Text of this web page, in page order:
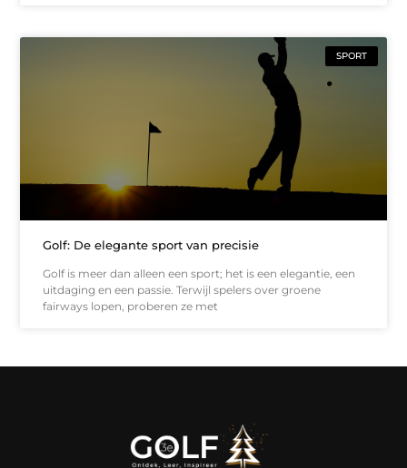
SPORT
Golf: De elegante sport van precisie
Golf is meer dan alleen een sport; het is een elegantie, een
uitdaging en een passie. Terwijl spelers over groene
fairways lopen, proberen ze met